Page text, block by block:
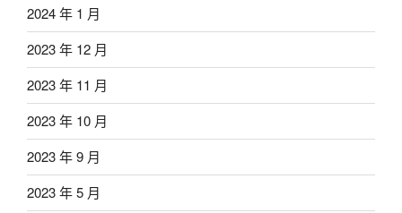
2024 年 1 月
2023 年 12 月
2023 年 11 月
2023 年 10 月
2023 年 9 月
2023 年 5 月